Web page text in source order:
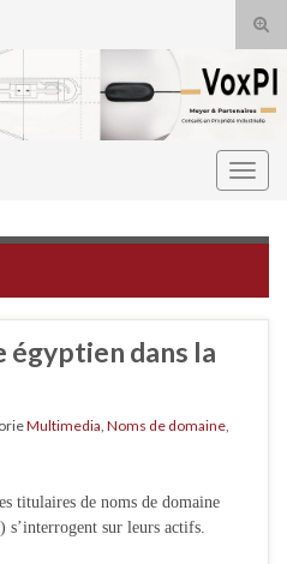
égyptien dans la
Multimedia Noms de domaine
titulaires de noms de domaine
s’interrogent sur leurs actifs.